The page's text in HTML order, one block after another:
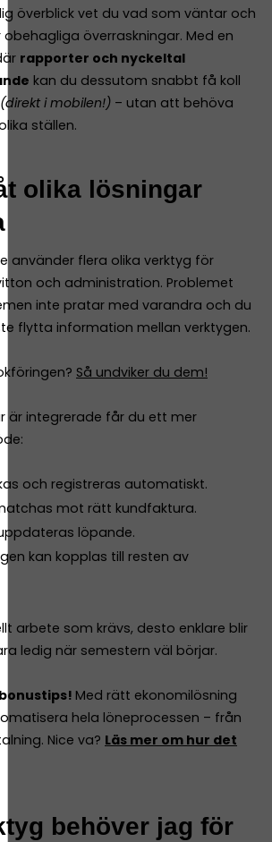
överblick vet du vad som väntar och
överraskningar. Med en
rapporter och nyckeltal
kan du dessutom snabbt få koll
(direkt i mobilen!) – utan att behöva
ställen.
olika lösningar
använder flera olika verktyg för
och administration. Problemet
inte pratar med varandra och du
flytta information mellan verktygen.
Så undviker du dem!
är integrerade får du ett mer
och registreras automatiskt.
mot rätt kundfaktura.
löpande.
kan kopplas till resten av
arbete som krävs, desto enklare blir
ledig när semestern väl börjar.
Med rätt ekonomilösning
hela löneprocessen – från
Nice va? Läs mer om hur det
behöver jag för